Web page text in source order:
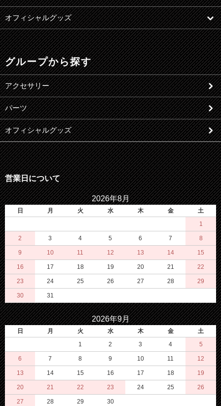
オフィシャルグッズ
グループから探す
アクセサリー
パーツ
オフィシャルグッズ
営業日について
2026年8月
日 月 火 水 木 金
土
1
2 3 4 5 6 7 8
9 10 11 12 13 14 15
16 17 18 19 20 21 22
23 24 25 26 27 28 29
30 31
2026年9月
日 月 火 水 木 金
土
1
2 3 4 5
6 7 8 9 10 11 12
13 14 15 16 17 18 19
20 21 22 23 24 25 26
27 28 29 30